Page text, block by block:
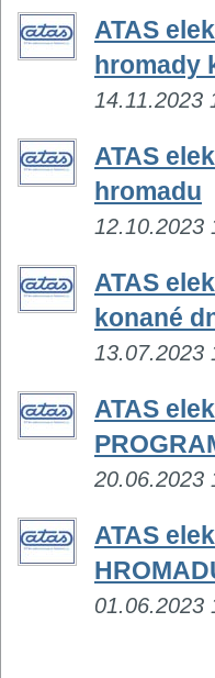
ATAS
hromady
14.11.2023
ATAS
hromadu
12.10.2023
ATAS
konané
13.07.2023
ATAS
20.06.2023
ATAS
01.06.2023